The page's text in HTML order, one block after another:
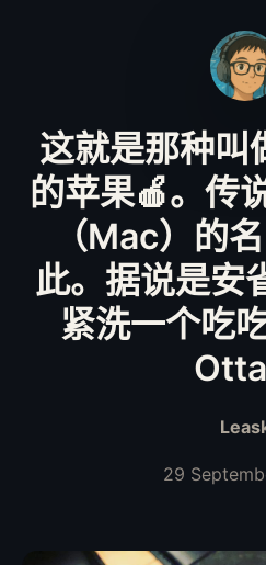
这就是那种
的苹果🍎。传
（Mac）的
此。据说是安
紧洗一个吃
29